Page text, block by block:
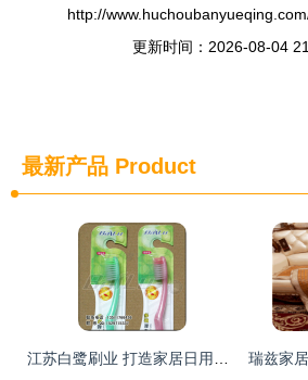
http://
更新时间：2026-08-04
最新产品 Product